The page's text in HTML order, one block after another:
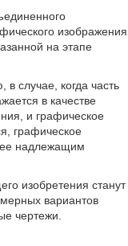
изображения
на этапе
случае, когда часть
в качестве
и графическое
графическое
надлежащим
изобретения станут
вариантов
чертежи.